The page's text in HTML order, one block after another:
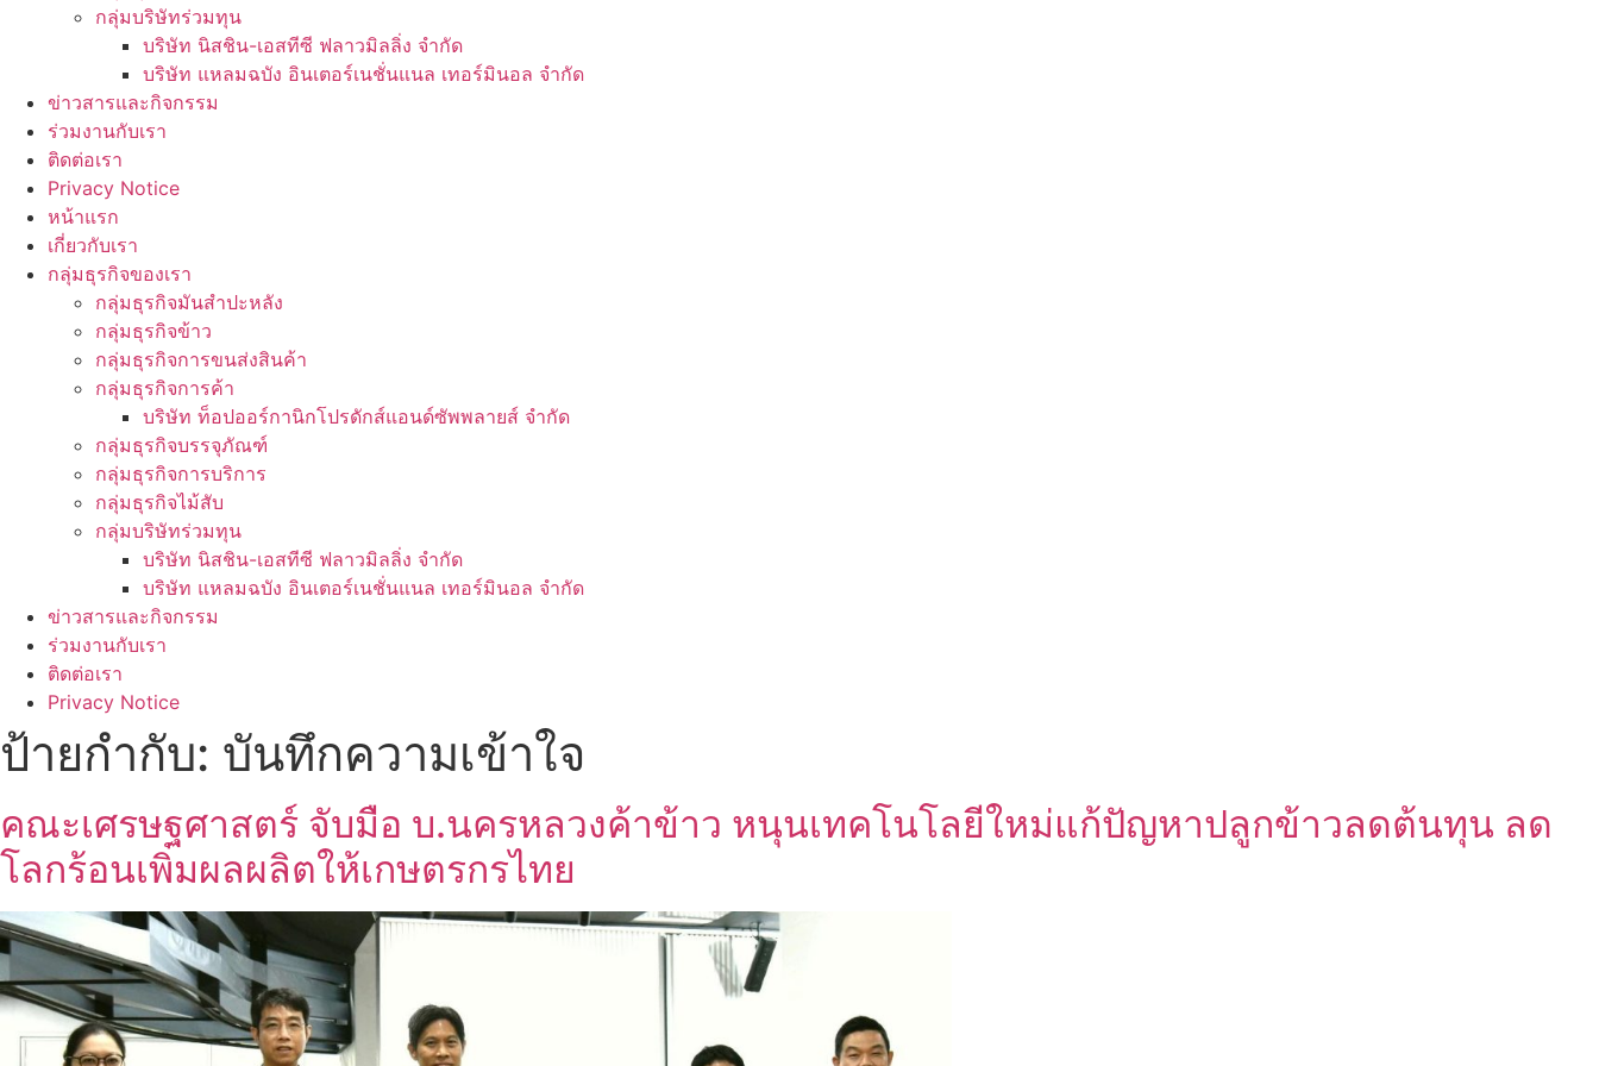
กลุ่มบริษัทร่วมทุน
บริษัท นิสชิน-เอสทีซี ฟลาวมิลลิ่ง จำกัด
บริษัท แหลมฉบัง อินเตอร์เนชั่นแนล เทอร์มินอล จำกัด
ข่าวสารและกิจกรรม
ร่วมงานกับเรา
ติดต่อเรา
Privacy Notice
หน้าแรก
เกี่ยวกับเรา
กลุ่มธุรกิจของเรา
กลุ่มธุรกิจมันสำปะหลัง
กลุ่มธุรกิจข้าว
กลุ่มธุรกิจการขนส่งสินค้า
กลุ่มธุรกิจการค้า
บริษัท ท็อปออร์กานิกโปรดักส์แอนด์ซัพพลายส์ จำกัด
กลุ่มธุรกิจบรรจุภัณฑ์
กลุ่มธุรกิจการบริการ
กลุ่มธุรกิจไม้สับ
กลุ่มบริษัทร่วมทุน
บริษัท นิสชิน-เอสทีซี ฟลาวมิลลิ่ง จำกัด
บริษัท แหลมฉบัง อินเตอร์เนชั่นแนล เทอร์มินอล จำกัด
ข่าวสารและกิจกรรม
ร่วมงานกับเรา
ติดต่อเรา
Privacy Notice
ป้ายกำกับ: บันทึกความเข้าใจ
คณะเศรษฐศาสตร์ จับมือ บ.นครหลวงค้าข้าว หนุนเทคโนโลยีใหม่แก้ปัญหาปลูกข้าวลดต้นทุน ลด
โลกร้อนเพิ่มผลผลิตให้เกษตรกรไทย